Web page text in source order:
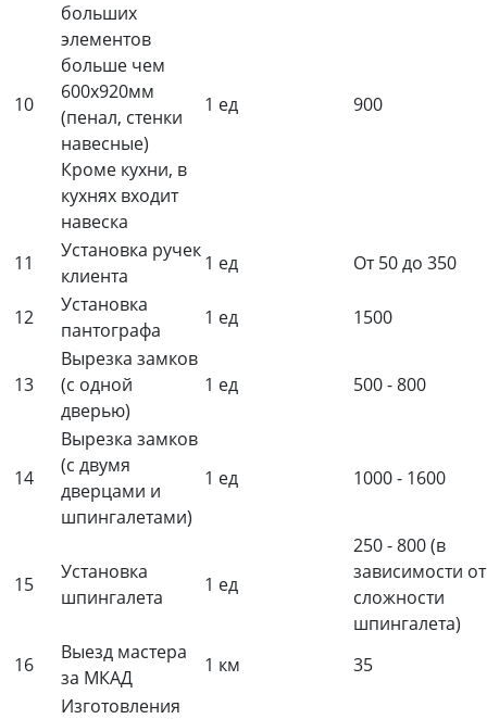
10
больших
элементов
больше чем
600х920мм
(пенал, стенки
навесные)
Кроме кухни, в
кухнях входит
навеска
1 ед 900
11
Установка ручек
клиента
1 ед От 50 до 350
12
Установка
пантографа
1 ед 1500
13
Вырезка замков
(с одной
дверью)
1 ед 500 - 800
14
Вырезка замков
(с двумя
дверцами и
шпингалетами)
1 ед 1000 - 1600
15
Установка
шпингалета
1 ед
250 - 800 (в
зависимости от
сложности
шпингалета)
16
Выезд мастера
за МКАД
1 км 35
Изготовления